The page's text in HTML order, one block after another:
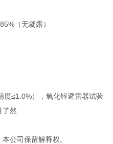
（无凝露）
度≤1.0%），氧化锌避雷器试验
了然
公司保留解释权。